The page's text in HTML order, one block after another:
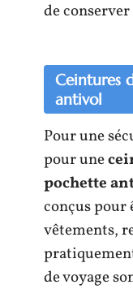
de conserver
Ceintures
antivol
Pour une
pour une
pochette
conçus pour
vêtements,
de voyage